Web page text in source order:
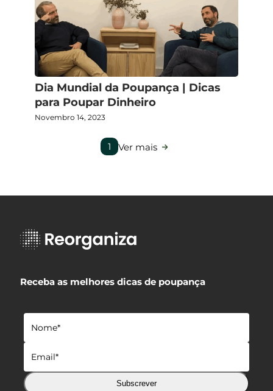
Dia Mundial da Poupança | Dicas
para Poupar Dinheiro
Novembro 14, 2023
1 Ver mais
Receba as melhores dicas de poupança
Subscrever